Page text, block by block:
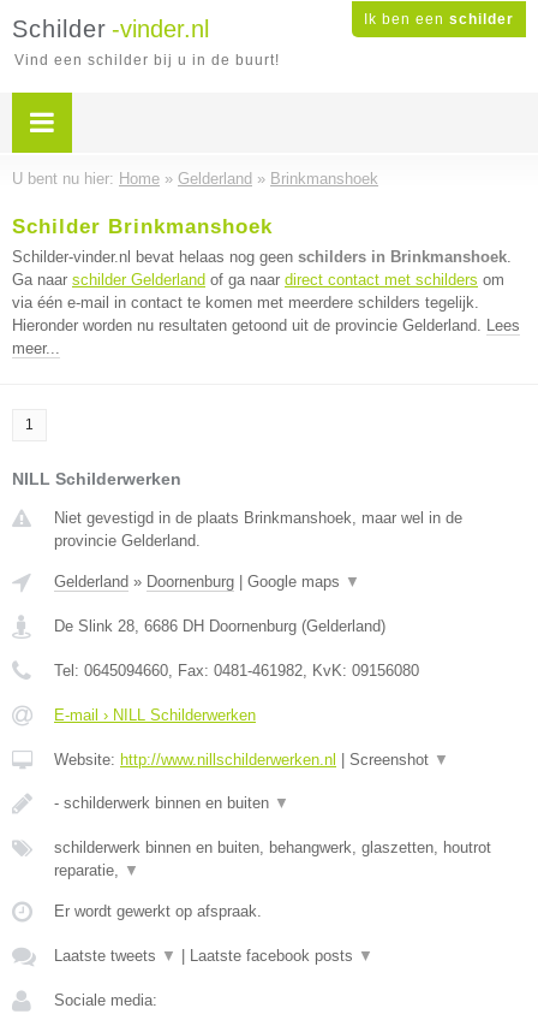
Ik ben een schilder
Schilder -vinder.nl
Vind een schilder bij u in de buurt!
U bent nu hier: Home » Gelderland » Brinkmanshoek
Schilder Brinkmanshoek
Schilder-vinder.nl bevat helaas nog geen schilders in Brinkmanshoek.
Ga naar schilder Gelderland of ga naar direct contact met schilders om
via één e-mail in contact te komen met meerdere schilders tegelijk.
Hieronder worden nu resultaten getoond uit de provincie Gelderland. Lees
meer...
1
NILL Schilderwerken
Niet gevestigd in de plaats Brinkmanshoek, maar wel in de
provincie Gelderland.
Gelderland » Doornenburg Google maps ▼
De Slink 28, 6686 DH Doornenburg (Gelderland)
Tel: 0645094660, Fax: 0481-461982, KvK: 09156080
E-mail › NILL Schilderwerken
Website: http://www.nillschilderwerken.nl Screenshot ▼
- schilderwerk binnen en buiten ▼
schilderwerk binnen en buiten, behangwerk, glaszetten, houtrot
reparatie, ▼
Er wordt gewerkt op afspraak.
Laatste tweets ▼ Laatste facebook posts ▼
Sociale media: